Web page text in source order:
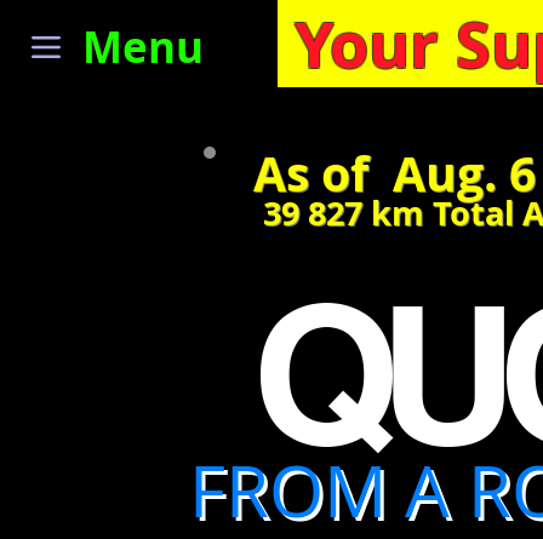
Menu Your
As of Aug.
39 827 km Total
FROM A